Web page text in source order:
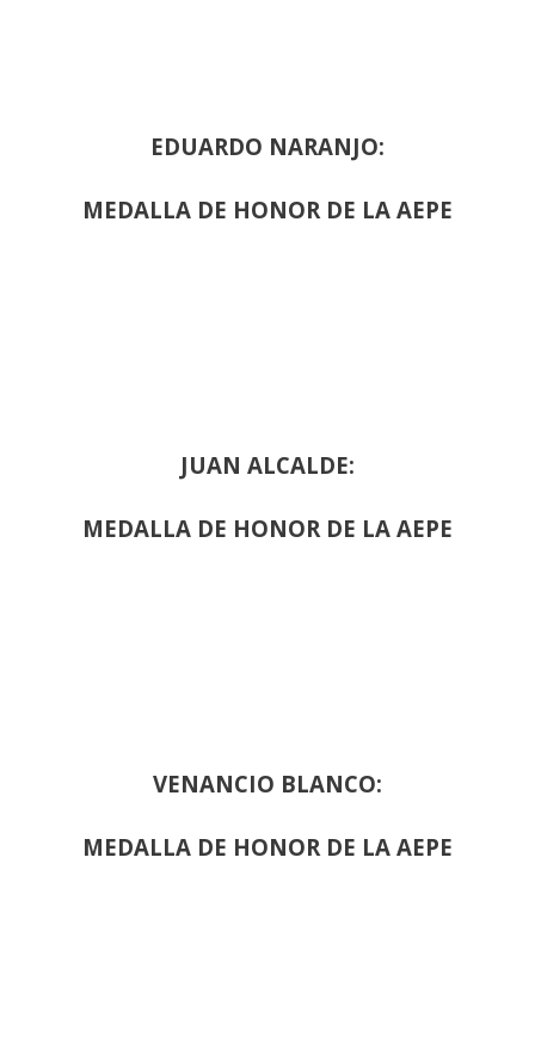
EDUARDO NARANJO:
MEDALLA DE HONOR DE LA AEPE
JUAN ALCALDE:
MEDALLA DE HONOR DE LA AEPE
VENANCIO BLANCO:
MEDALLA DE HONOR DE LA AEPE